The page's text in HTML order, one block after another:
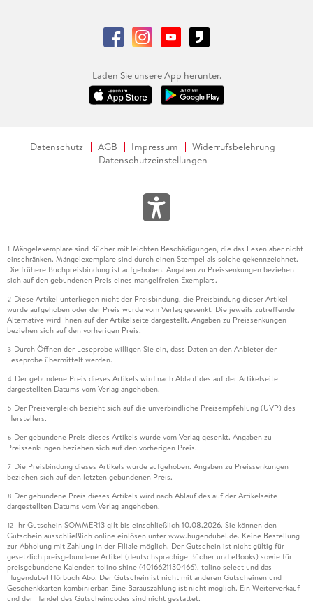
Laden Sie unsere App herunter.
Datenschutz AGB Impressum
Widerrufsbelehrung
Datenschutzeinstellungen
1 Mängelexemplare sind Bücher mit leichten Beschädigungen, die das Lesen aber nicht
einschränken. Mängelexemplare sind durch einen Stempel als solche gekennzeichnet.
Die frühere Buchpreisbindung ist aufgehoben. Angaben zu Preissenkungen beziehen
sich auf den gebundenen Preis eines mangelfreien Exemplars.
2 Diese Artikel unterliegen nicht der Preisbindung, die Preisbindung dieser Artikel
wurde aufgehoben oder der Preis wurde vom Verlag gesenkt. Die jeweils zutreffende
Alternative wird Ihnen auf der Artikelseite dargestellt. Angaben zu Preissenkungen
beziehen sich auf den vorherigen Preis.
3 Durch Öffnen der Leseprobe willigen Sie ein, dass Daten an den Anbieter der
Leseprobe übermittelt werden.
4 Der gebundene Preis dieses Artikels wird nach Ablauf des auf der Artikelseite
dargestellten Datums vom Verlag angehoben.
5 Der Preisvergleich bezieht sich auf die unverbindliche Preisempfehlung (UVP) des
Herstellers.
6 Der gebundene Preis dieses Artikels wurde vom Verlag gesenkt. Angaben zu
Preissenkungen beziehen sich auf den vorherigen Preis.
7 Die Preisbindung dieses Artikels wurde aufgehoben. Angaben zu Preissenkungen
beziehen sich auf den letzten gebundenen Preis.
8 Der gebundene Preis dieses Artikels wird nach Ablauf des auf der Artikelseite
dargestellten Datums vom Verlag angehoben.
12 Ihr Gutschein SOMMER13 gilt bis einschließlich 10.08.2026. Sie können den
Gutschein ausschließlich online einlösen unter www.hugendubel.de. Keine Bestellung
zur Abholung mit Zahlung in der Filiale möglich. Der Gutschein ist nicht gültig für
gesetzlich preisgebundene Artikel (deutschsprachige Bücher und eBooks) sowie für
preisgebundene Kalender, tolino shine (4016621130466), tolino select und das
Hugendubel Hörbuch Abo. Der Gutschein ist nicht mit anderen Gutscheinen und
Geschenkkarten kombinierbar. Eine Barauszahlung ist nicht möglich. Ein Weiterverkauf
und der Handel des Gutscheincodes sind nicht gestattet.